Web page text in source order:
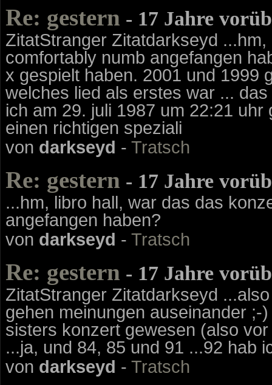
Re: gestern - 17 Jahre
ZitatStranger Zitatdarkseyd
comfortably numb angefangen
x gespielt haben. 2001 und 1999
welches lied als erstes war ...
ich am 29. juli 1987 um 22:21
einen richtigen speziali
von darkseyd - Tratsch
Re: gestern - 17 Jahre
...hm, libro hall, war das das
angefangen haben?
von darkseyd - Tratsch
Re: gestern - 17 Jahre
ZitatStranger Zitatdarkseyd
gehen meinungen auseinander
sisters konzert gewesen (also
...ja, und 84, 85 und 91 ...92 hab
von darkseyd - Tratsch